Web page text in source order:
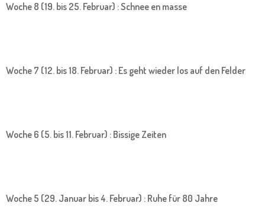
Woche 8 (19. bis 25. Februar) : Schnee en masse
Woche 7 (12. bis 18. Februar) : Es geht wieder los auf den Felder
Woche 6 (5. bis 11. Februar) : Bissige Zeiten
Woche 5 (29. Januar bis 4. Februar) : Ruhe für 80 Jahre